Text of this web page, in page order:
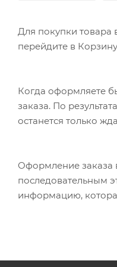
Для покупки товара
перейдите в
Когда оформляете
заказа. По
останется только
Оформление заказа
последовательным
информацию,